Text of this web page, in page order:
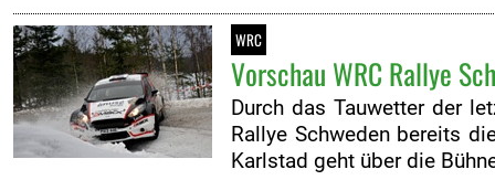
WRC
Vorschau WRC Rallye
Durch das Tauwetter der
Rallye Schweden bereits
Karlstad geht über die